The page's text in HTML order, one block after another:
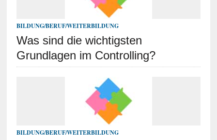
BILDUNG/BERUF/WEITERBILDUNG
Was sind die wichtigsten
Grundlagen im Controlling?
BILDUNG/BERUF/WEITERBILDUNG